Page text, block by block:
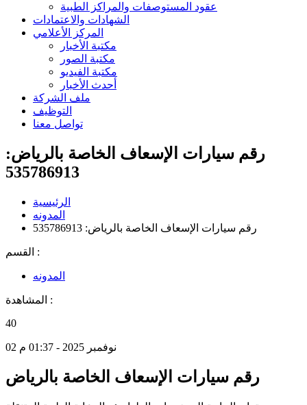
عقود المستوصفات والمراكز الطبية
الشهادات والاعتمادات
المركز الأعلامي
مكتبة الأخبار
مكتبة الصور
مكتبة الفيديو
أحدث الأخبار
ملف الشركة
التوظيف
تواصل معنا
رقم سيارات الإسعاف الخاصة بالرياض:
535786913
الرئيسية
المدونه
رقم سيارات الإسعاف الخاصة بالرياض: 535786913
القسم :
المدونه
المشاهدة :
40
02 نوفمبر 2025 - 01:37 م
رقم سيارات الإسعاف الخاصة بالرياض